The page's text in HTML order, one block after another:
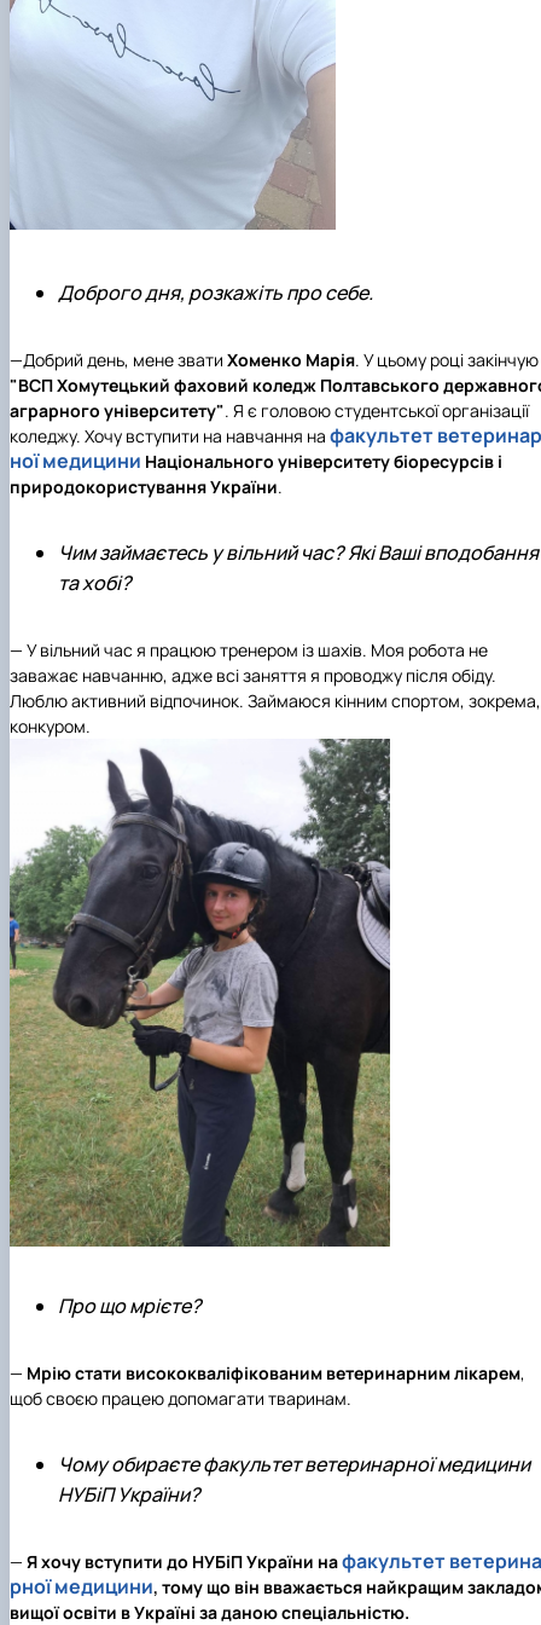
Доброго дня, розкажіть про себе.
—Добрий день, мене звати Хоменко Марія. У цьому році закінчую
"ВСП Хомутецький фаховий коледж Полтавського
аграрного університету". Я є головою студентської організації
коледжу. Хочу вступити на навчання на факультет ветеринар
ної медицини Національного університету біоресурсів і
природокористування України.
Чим займаєтесь у вільний час? Які Ваші вподобання
та хобі?
— У вільний час я працюю тренером із шахів. Моя робота не
заважає навчанню, адже всі заняття я проводжу після обіду.
Люблю активний відпочинок. Займаюся кінним спортом, зокрема,
конкуром.
Про що мрієте?
— Мрію стати висококваліфікованим ветеринарним лікарем,
щоб своєю працею допомагати тваринам.
Чому обираєте факультет ветеринарної медицини
НУБіП України?
— Я хочу вступити до НУБіП України нафакультет ветерина
рної медицини, тому що він вважається найкращим
вищої освіти в Україні за даною спеціальністю.